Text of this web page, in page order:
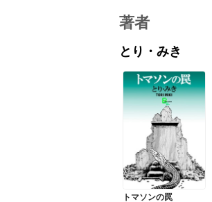
著者
とり・みき
トマソンの罠